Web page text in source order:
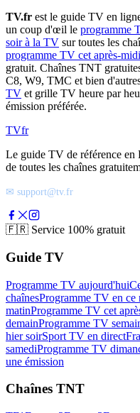
TV.fr est le guide TV en
un coup d'œil le programme
soir à la TV sur toutes les
programme TV cet après-midi
gratuit. Chaînes TNT
C8, W9, TMC et bien
TV et grille TV heure par
émission préférée.
TVfr
Le guide TV de référence en
de toutes les chaînes
✉ support@tv.fr
🇫🇷 Service 100% gratuit
Guide TV
Programme TV aujourd'hui
chaînesProgramme TV en ce
matinProgramme TV cet
demainProgramme TV
hier soirSport TV en direct
samediProgramme TV
une émission
Chaînes TNT